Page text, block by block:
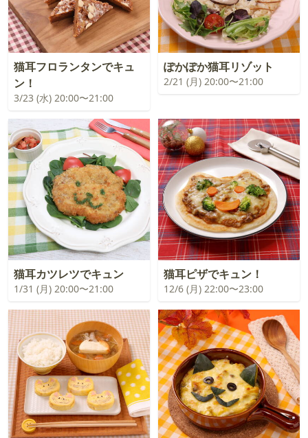
猫耳フロランタンでキュ
ン！
3/23 (水) 20:00〜21:00
ぽかぽか猫耳リゾット
2/21 (月) 20:00〜21:00
猫耳カツレツでキュン
1/31 (月) 20:00〜21:00
猫耳ピザでキュン！
12/6 (月) 22:00〜23:00